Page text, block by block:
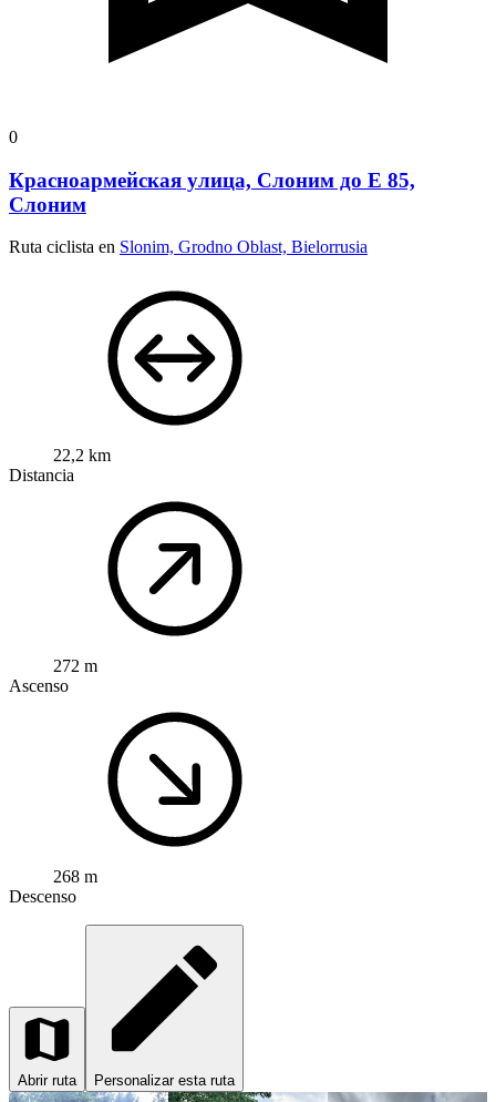
0
Красноармейская улица, Слоним до E 85,
Слоним
Ruta ciclista en Slonim, Grodno Oblast, Bielorrusia
22,2 km
Distancia
272 m
Ascenso
268 m
Descenso
Abrir ruta Personalizar esta ruta